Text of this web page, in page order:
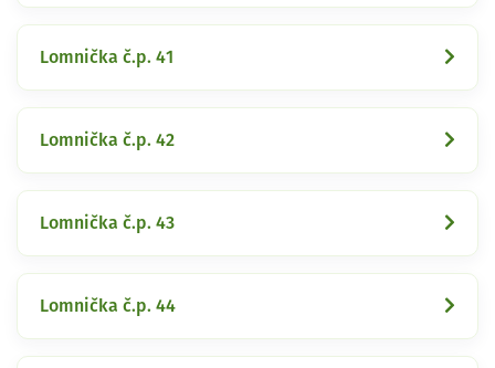
Lomnička č.p. 41
Lomnička č.p. 42
Lomnička č.p. 43
Lomnička č.p. 44